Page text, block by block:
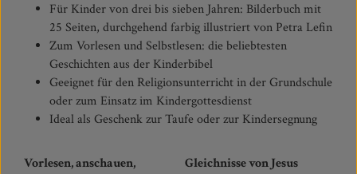
Für Kinder von drei bis sieben Jahren: Bilderbuch mit
25 Seiten, durchgehend farbig illustriert von Petra Lefin
Zum Vorlesen und Selbstlesen: die beliebtesten
Geschichten aus der Kinderbibel
Geeignet für den Religionsunterricht in der Grundschule
oder zum Einsatz im Kindergottesdienst
Ideal als Geschenk zur Taufe oder zur Kindersegnung
Vorlesen, anschauen,
Gleichnisse von Jesus